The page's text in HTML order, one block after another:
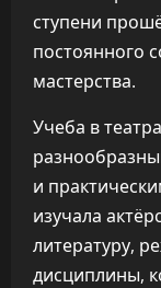
ступени
постоянного
мастерства.
Учеба в
и
изучала
литературу,
дисциплины,